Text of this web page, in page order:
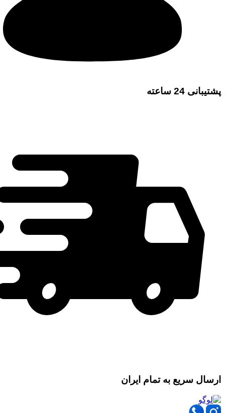
پشتیبانی 24 ساعته
ارسال سریع به تمام ایران